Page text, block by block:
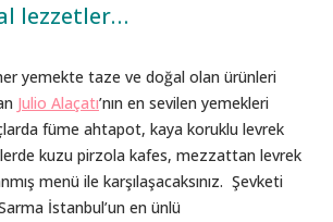
lezzetler…
yemekte taze ve doğal olan ürünleri
Julio Alaçatı’nın en sevilen yemekleri
füme ahtapot, kaya koruklu levrek
kuzu pirzola kafes, mezzattan levrek
menü ile karşılaşacaksınız. Şevketi
İstanbul’un en ünlü